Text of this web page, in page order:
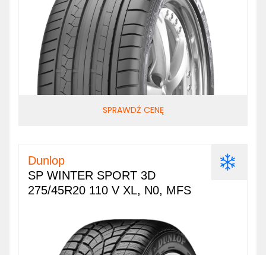
SPRAWDŹ CENĘ
Dunlop
SP WINTER SPORT 3D
275/45R20 110 V XL, N0, MFS